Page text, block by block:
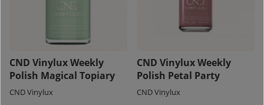
CND Vinylux Weekly
Polish Magical Topiary
CND Vinylux
CND Vinylux Weekly
Polish Petal Party
CND Vinylux